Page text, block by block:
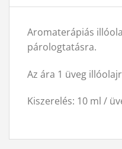
Aromaterápiás
párologtatásra.
Az ára 1 üveg
Kiszerelés: 10 ml /